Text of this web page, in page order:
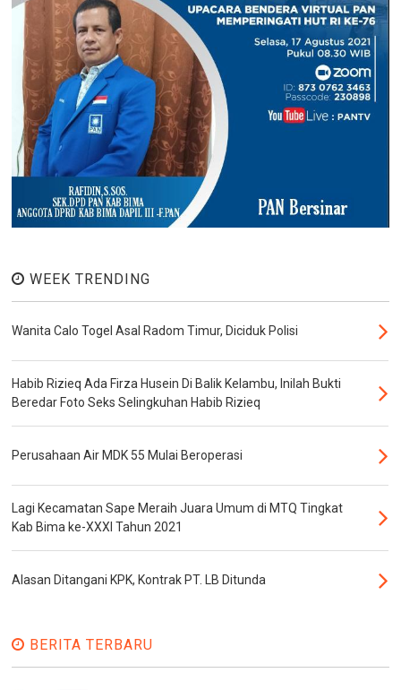
WEEK TRENDING
Wanita Calo Togel Asal Radom Timur, Diciduk Polisi
Habib Rizieq Ada Firza Husein Di Balik Kelambu, Inilah Bukti
Beredar Foto Seks Selingkuhan Habib Rizieq
Perusahaan Air MDK 55 Mulai Beroperasi
Lagi Kecamatan Sape Meraih Juara Umum di MTQ Tingkat
Kab Bima ke-XXXI Tahun 2021
Alasan Ditangani KPK, Kontrak PT. LB Ditunda
BERITA TERBARU